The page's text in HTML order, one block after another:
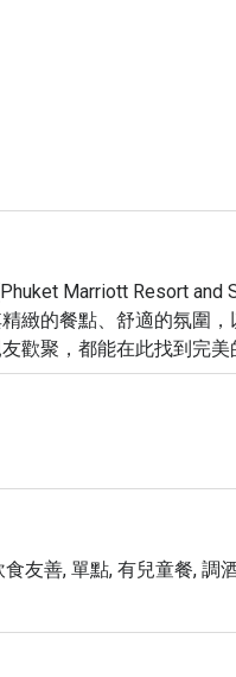
Marriott Resort and
緻的餐點、舒適的氛圍
歡聚，都能在此找到完美
，甚至甜蜜的甜點中，
美食；對於行動不便的客
全的酒吧，提供從香醇咖
優惠。這裡的氛圍新
友一同用餐，Mama's
折的獨家優惠，讓您的美
友善, 單點, 有兒童餐, 調